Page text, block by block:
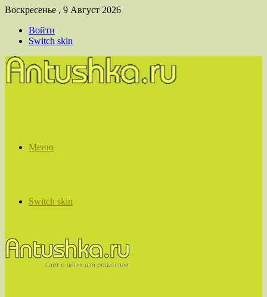
Воскресенье , 9 Август 2026
Войти
Switch skin
Меню
Switch skin